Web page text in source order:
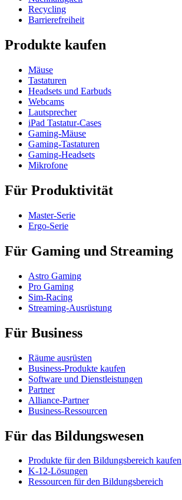
Recycling
Barrierefreiheit
Produkte kaufen
Mäuse
Tastaturen
Headsets und Earbuds
Webcams
Lautsprecher
iPad Tastatur-Cases
Gaming-Mäuse
Gaming-Tastaturen
Gaming-Headsets
Mikrofone
Für Produktivität
Master-Serie
Ergo-Serie
Für Gaming und Streaming
Astro Gaming
Pro Gaming
Sim-Racing
Streaming-Ausrüstung
Für Business
Räume ausrüsten
Business-Produkte kaufen
Software und Dienstleistungen
Partner
Alliance-Partner
Business-Ressourcen
Für das Bildungswesen
Produkte für den Bildungsbereich kaufen
K-12-Lösungen
Ressourcen für den Bildungsbereich